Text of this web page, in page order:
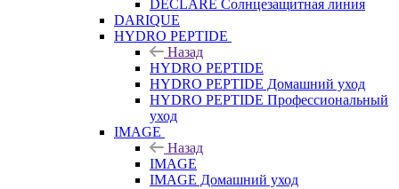
DECLARE Солнцезащитная линия
DARIQUE
HYDRO PEPTIDE
Назад
HYDRO PEPTIDE
HYDRO PEPTIDE Домашний уход
HYDRO PEPTIDE Профессиональный
уход
IMAGE
Назад
IMAGE
IMAGE Домашний уход